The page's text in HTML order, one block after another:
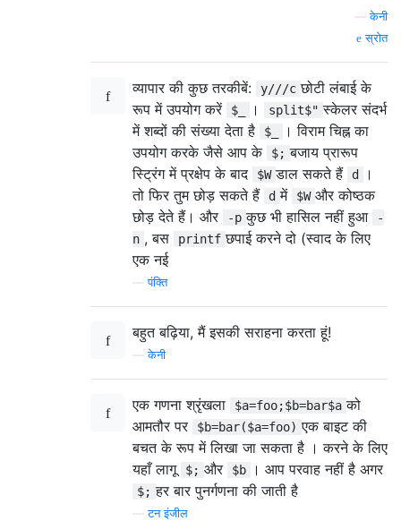
—केनी
स्रोत
व्यापार की कुछ तरकीबें: y///c छोटी लंबाई के
रूप में उपयोग करें
$_ । split$" स्केलर संदर्भ
में शब्दों की संख्या देता है
$_
। विराम चिह्न का
उपयोग करके जैसे आप के
$; बजाय प्रारूप
स्ट्रिंग में प्रक्षेप के बाद
$W डाल सकते हैं d
।
तो फिर तुम छोड़ सकते हैं
d में $W और कोष्ठक
छोड़ देते हैं। और
-p कुछ भी हासिल नहीं हुआ
-
n , बस printf छपाई करने दो (स्वाद के लिए
एक नई
—पंक्ति
बहुत बढ़िया, मैं इसकी सराहना करता हूं!
—केनी
एक गणना श्रृंखला $a=foo;$b=bar$a को
आमतौर पर
$b=bar($a=foo) एक बाइट की
बचत के रूप में लिखा जा सकता है । करने के लिए
यहाँ लागू $; और $b । आप परवाह नहीं है अगर
$; हर बार पुनर्गणना की जाती है
—टन इंजील